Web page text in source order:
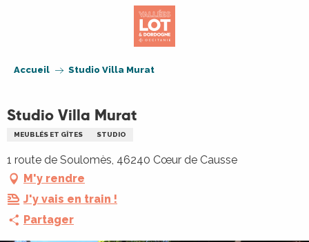
Accueil Studio Villa Murat
Studio Villa Murat
MEUBLÉS ET GÎTES STUDIO
1 route de Soulomès, 46240 Cœur de Causse
M'y rendre
J'y vais en train !
Partager